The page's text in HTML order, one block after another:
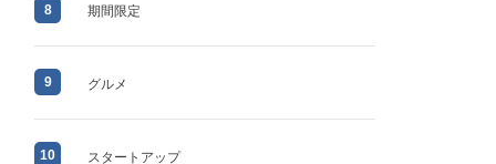
8 期間限定
9 グルメ
10 スタートアップ